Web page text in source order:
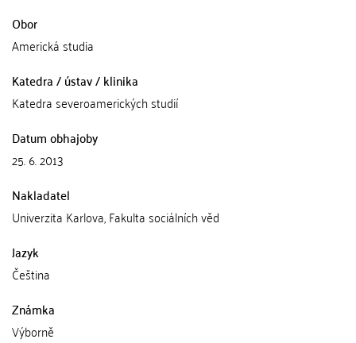
Obor
Americká studia
Katedra / ústav / klinika
Katedra severoamerických studií
Datum obhajoby
25. 6. 2013
Nakladatel
Univerzita Karlova, Fakulta sociálních věd
Jazyk
Čeština
Známka
Výborně